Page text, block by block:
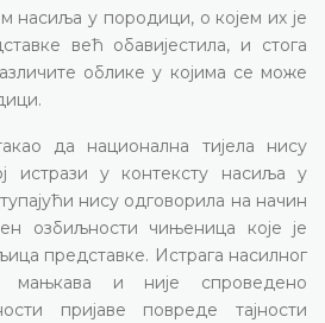
насиља у породици, о којем их је
већ обавијестила, и стога
облике у којима се може
да национална тијела нису
истрази у контексту насиља у
нису одговорила на начин
озбиљности чињеница које је
представке. Истрага насилног
и није спроведено
пријаве повреде тајности